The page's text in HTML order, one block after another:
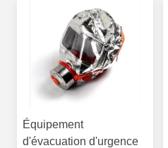
Équipement
d'évacuation d'urgence